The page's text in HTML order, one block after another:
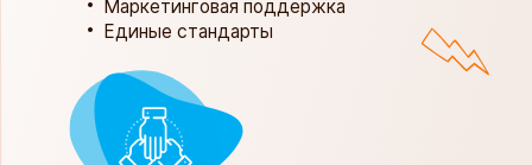
Маркетинговая поддержка
Единые стандарты